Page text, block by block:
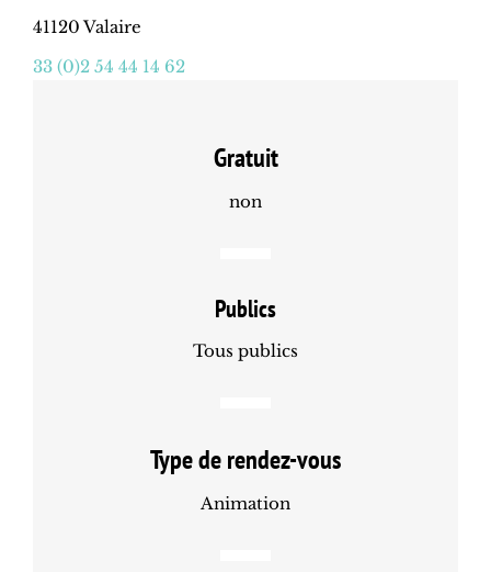
41120 Valaire
33 (0)2 54 44 14 62
Gratuit
non
Publics
Tous publics
Type de rendez-vous
Animation